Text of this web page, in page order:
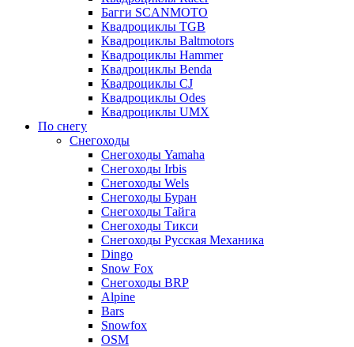
Багги SCANMOTO
Квадроциклы TGB
Квадроциклы Baltmotors
Квадроциклы Hammer
Квадроциклы Benda
Квадроциклы CJ
Квадроциклы Odes
Квадроциклы UMX
По снегу
Снегоходы
Снегоходы Yamaha
Снегоходы Irbis
Снегоходы Wels
Снегоходы Буран
Снегоходы Тайга
Снегоходы Тикси
Снегоходы Русская Механика
Dingo
Snow Fox
Снегоходы BRP
Alpine
Bars
Snowfox
OSM